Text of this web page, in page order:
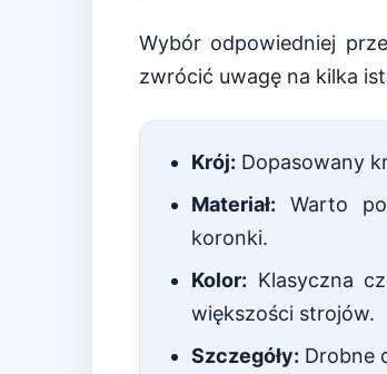
Wybór odpowiedniej
zwrócić uwagę na kilka
Krój: Dopasowany
Materiał: Warto
koronki.
Kolor: Klasyczna
większości strojów.
Szczegóły: Drobne